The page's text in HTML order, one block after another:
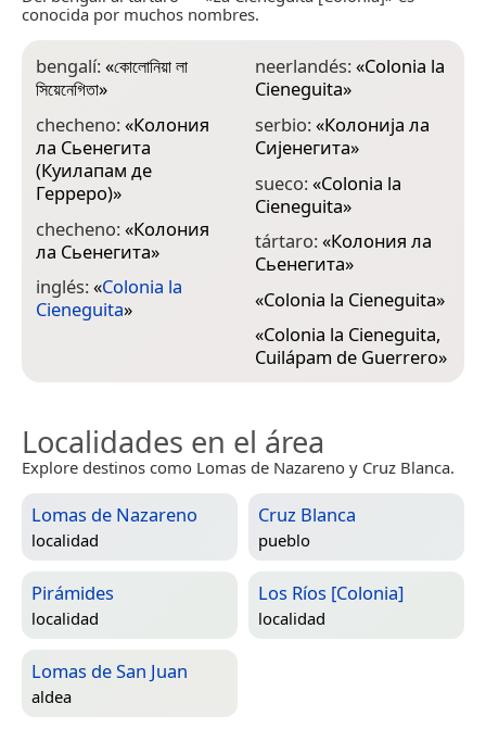
conocida por muchos nombres.
bengalí:«কোলোনিয়া লা
সিয়েনেগিতা»
checheno:«Колония
ла Сьенегита
(Куилапам де
Герреро)»
checheno:«Колония
ла Сьенегита»
inglés:«Colonia la
Cieneguita»
neerlandés:«Colonia la
Cieneguita»
serbio:«Колонија ла
Сијенегита»
sueco:«Colonia la
Cieneguita»
tártaro:«Колония ла
Сьенегита»
«Colonia la Cieneguita»
«Colonia la Cieneguita,
Cuilápam de Guerrero»
Localidades en el área
Explore destinos como Lomas de Nazareno y Cruz Blanca.
Lomas de Nazareno
localidad
Cruz Blanca
pueblo
Pirámides
localidad
Los Ríos [Colonia]
localidad
Lomas de San Juan
aldea